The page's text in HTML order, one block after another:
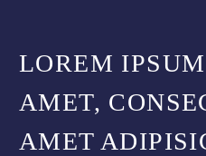
LOREM
AMET,
AMET